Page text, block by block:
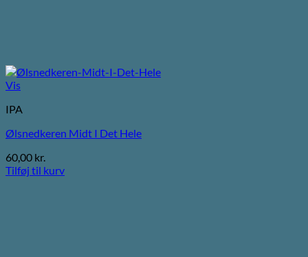
Vis
IPA
Ølsnedkeren Midt I Det Hele
60,00 kr.
Tilføj til kurv